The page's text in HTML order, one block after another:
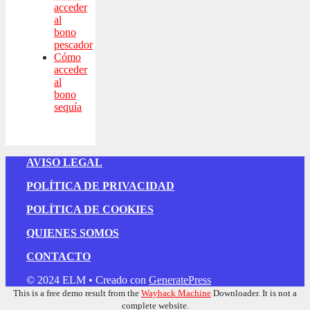
acceder
al
bono
pescador
Cómo
acceder
al
bono
sequía
AVISO LEGAL
POLÍTICA DE PRIVACIDAD
POLÍTICA DE COOKIES
QUIENES SOMOS
CONTACTO
© 2024 ELM • Creado con GeneratePress
This is a free demo result from the Wayback Machine Downloader. It is not a
complete website.